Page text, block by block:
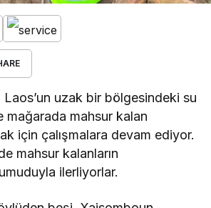
Laos’un uzak bir bölgesindeki su
mağarada mahsur kalan
için çalışmalara devam ediyor.
mahsur kalanların
ilerliyorlar.